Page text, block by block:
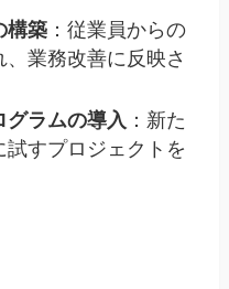
構築 ：従業員からの
業務改善に反映さ
グラムの導入 ：新た
すプロジェクトを